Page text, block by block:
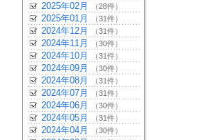
2025年02月 （28件）
2025年01月 （31件）
2024年12月 （31件）
2024年11月 （30件）
2024年10月 （31件）
2024年09月 （30件）
2024年08月 （31件）
2024年07月 （31件）
2024年06月 （30件）
2024年05月 （31件）
2024年04月 （30件）